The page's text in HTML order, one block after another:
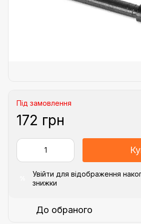
Під замовлення
172 грн
Увійти для відображення
знижки
До обраного